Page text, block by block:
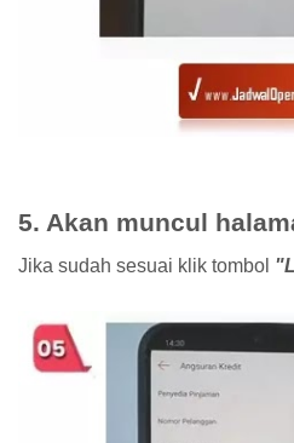
5. Akan muncul
Jika sudah sesuai klik tombol